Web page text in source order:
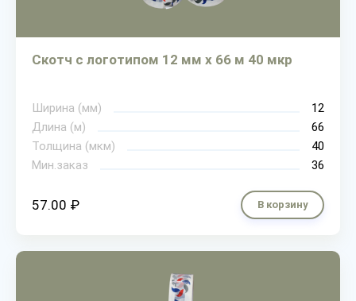
Скотч с логотипом 12 мм х 66 м 40 мкр
Ширина (мм)
12
Длина (м)
66
Толщина (мкм)
40
Мин.заказ
36
57.00 ₽ В корзину